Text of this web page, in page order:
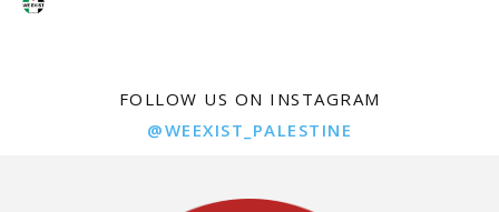
FOLLOW US ON INSTAGRAM
@WEEXIST_PALESTINE